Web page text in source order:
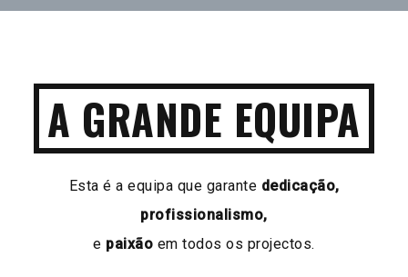
A GRANDE EQUIPA
Esta é a equipa que garante dedicação,
profissionalismo,
e paixão em todos os projectos.